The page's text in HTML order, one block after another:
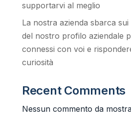
supportarvi al meglio
La nostra azienda sbarca sui
del nostro profilo aziendale
connessi con voi e
curiosità
Recent Comments
Nessun commento da